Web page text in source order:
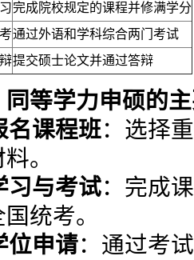
完成院校规定的课程并修满学分
通过外语和学科综合两门考试
提交硕士论文并通过答辩
同等学力申硕的
名课程班：选择
。
习与考试：完成
统考。
位申请：通过考